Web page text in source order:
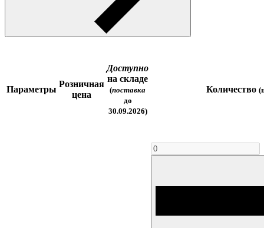
Параметры
Розничная
цена
Доступно
на складе
(поставка
до
30.09.2026)
Количество